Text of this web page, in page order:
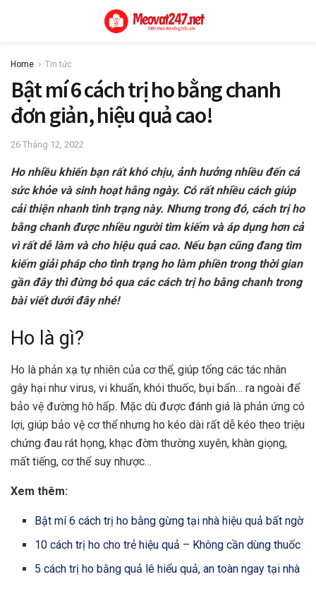
Home Tin tức
Bật mí 6 cách trị ho bằng chanh
đơn giản, hiệu quả cao!
26 Tháng 12, 2022
Ho nhiều khiến bạn rất khó chịu, ảnh hưởng nhiều đến cả
sức khỏe và sinh hoạt hằng ngày. Có rất nhiều cách giúp
cải thiện nhanh tình trạng này. Nhưng trong đó, cách trị ho
bằng chanh được nhiều người tìm kiếm và áp dụng hơn cả
vì rất dễ làm và cho hiệu quả cao. Nếu bạn cũng đang tìm
kiếm giải pháp cho tình trạng ho làm phiền trong thời gian
gần đây thì đừng bỏ qua các cách trị ho bằng chanh trong
bài viết dưới đây nhé!
Ho là gì?
Ho là phản xạ tự nhiên của cơ thể, giúp tống các tác nhân
gây hại như virus, vi khuẩn, khói thuốc, bụi bẩn… ra ngoài để
bảo vệ đường hô hấp. Mặc dù được đánh giá là phản ứng có
lợi, giúp bảo vệ cơ thể nhưng ho kéo dài rất dễ kéo theo triệu
chứng đau rát họng, khạc đờm thường xuyên, khàn giọng,
mất tiếng, cơ thể suy nhược…
Xem thêm:
Bật mí 6 cách trị ho bằng gừng tại nhà hiệu quả bất ngờ
10 cách trị ho cho trẻ hiệu quả – Không cần dùng thuốc
5 cách trị ho bằng quả lê hiểu quả, an toàn ngay tại nhà